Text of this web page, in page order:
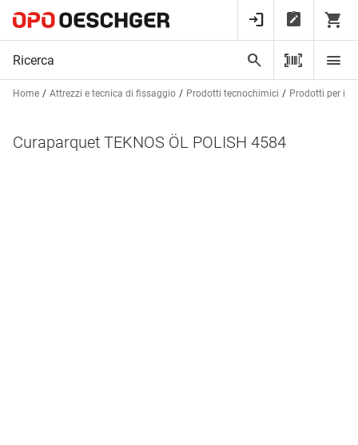
Home Attrezzi e tecnica di fissaggio Prodotti tecnochimici Prodotti per
Curaparquet TEKNOS ÖL POLISH 4584